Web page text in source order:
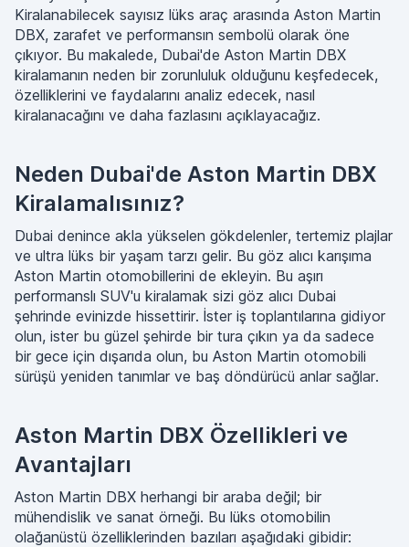
Kiralanabilecek sayısız lüks araç arasında Aston Martin
DBX, zarafet ve performansın sembolü olarak öne
çıkıyor. Bu makalede, Dubai'de Aston Martin DBX
kiralamanın neden bir zorunluluk olduğunu keşfedecek,
özelliklerini ve faydalarını analiz edecek, nasıl
kiralanacağını ve daha fazlasını açıklayacağız.
Neden Dubai'de Aston Martin DBX
Kiralamalısınız?
Dubai denince akla yükselen gökdelenler, tertemiz plajlar
ve ultra lüks bir yaşam tarzı gelir. Bu göz alıcı karışıma
Aston Martin otomobillerini de ekleyin. Bu aşırı
performanslı SUV'u kiralamak sizi göz alıcı Dubai
şehrinde evinizde hissettirir. İster iş toplantılarına gidiyor
olun, ister bu güzel şehirde bir tura çıkın ya da sadece
bir gece için dışarıda olun, bu Aston Martin otomobili
sürüşü yeniden tanımlar ve baş döndürücü anlar sağlar.
Aston Martin DBX Özellikleri ve
Avantajları
Aston Martin DBX herhangi bir araba değil; bir
mühendislik ve sanat örneği. Bu lüks otomobilin
olağanüstü özelliklerinden bazıları aşağıdaki gibidir: